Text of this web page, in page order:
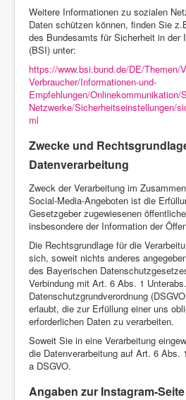
Weitere Informationen zu sozialen
Daten schützen können, finden Sie
des Bundesamts für Sicherheit in der
(BSI) unter:
https://www.bsi.bund.de/DE/Themen/
Verbraucher/Informationen-und-
Empfehlungen/Onlinekommunikation/
Netzwerke/Sicherheitseinstellungen/
ml
Zwecke und
Datenverarbeitung
Zweck der Verarbeitung im
Social-Media-Angeboten ist die
Gesetzgeber zugewiesenen
insbesondere der Information der
Die Rechtsgrundlage für die
sich, soweit nichts anderes
des Bayerischen
Verbindung mit Art. 6 Abs. 1
Datenschutzgrundverordnung
erlaubt, die zur Erfüllung einer uns
erforderlichen Daten zu verarbeiten.
Soweit Sie in eine Verarbeitung
die Datenverarbeitung auf Art. 6 Abs.
a DSGVO.
Angaben zur Instagram-Seite